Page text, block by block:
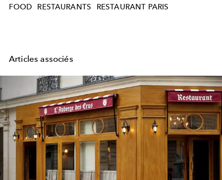
FOOD RESTAURANTS RESTAURANT PARIS
Articles associés